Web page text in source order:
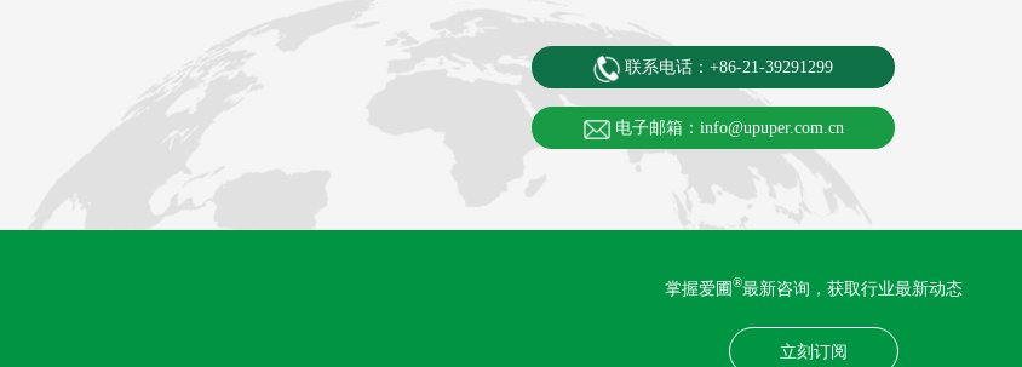
联系电话：+86-21-39291299
电子邮箱：info@upuper.com.cn
掌握爱圃®最新咨询，获取行业最新动态
立刻订阅